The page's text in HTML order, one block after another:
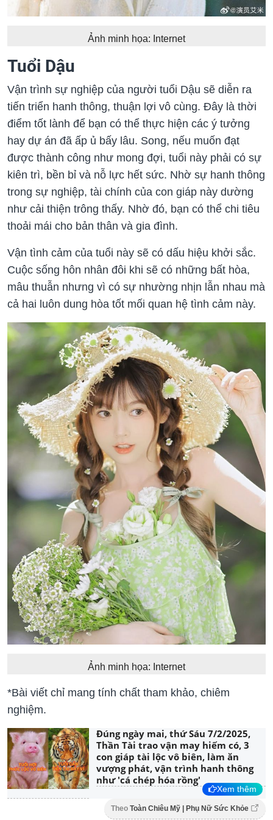
Ảnh minh họa: Internet
Tuổi Dậu
Vận trình sự nghiệp của người tuổi Dậu sẽ diễn ra
tiến triển hanh thông, thuận lợi vô cùng. Đây là thời
điểm tốt lành để bạn có thể thực hiện các ý tưởng
hay dự án đã ấp ủ bấy lâu. Song, nếu muốn đạt
được thành công như mong đợi, tuổi này phải có sự
kiên trì, bền bỉ và nỗ lực hết sức. Nhờ sự hanh thông
trong sự nghiệp, tài chính của con giáp này dường
như cải thiện trông thấy. Nhờ đó, bạn có thể chi tiêu
thoải mái cho bản thân và gia đình.
Vận tình cảm của tuổi này sẽ có dấu hiệu khởi sắc.
Cuộc sống hôn nhân đôi khi sẽ có những bất hòa,
mâu thuẫn nhưng vì có sự nhường nhịn lẫn nhau mà
cả hai luôn dung hòa tốt mối quan hệ tình cảm này.
Ảnh minh họa: Internet
*Bài viết chỉ mang tính chất tham khảo, chiêm
nghiệm.
Đúng ngày mai, thứ Sáu 7/2/2025,
Thần Tài trao vận may hiếm có, 3
con giáp tài lộc vô biên, làm ăn
vượng phát, vận trình hanh thông
như 'cá chép hóa rồng'
Xem thêm
Theo Toàn Chiêu Mỹ | Phụ Nữ Sức Khỏe